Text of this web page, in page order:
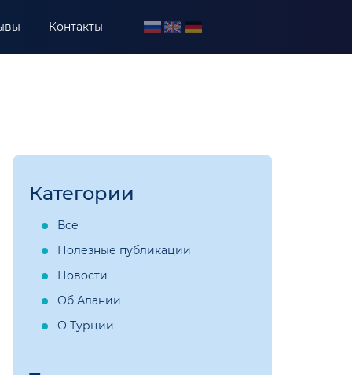
Контакты
Категории
Все
Полезные публикации
Новости
Об Алании
О Турции